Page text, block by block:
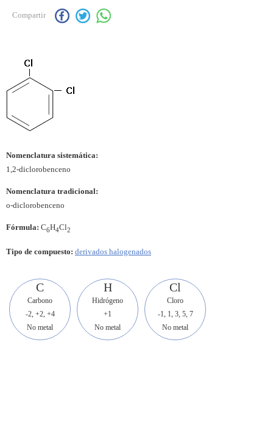
Compartir
Nomenclatura sistemática:
1,2-diclorobenceno
Nomenclatura tradicional:
o-diclorobenceno
Fórmula: C6H4Cl2
Tipo de compuesto: derivados halogenados
C
Carbono
-2, +2, +4
No metal
H
Hidrógeno
+1
No metal
Cl
Cloro
-1, 1, 3, 5, 7
No metal